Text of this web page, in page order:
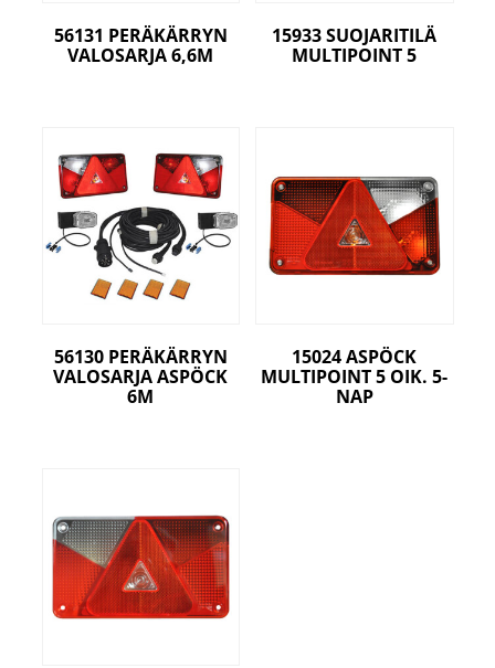
56131 PERÄKÄRRYN
VALOSARJA 6,6M
15933 SUOJARITILÄ
MULTIPOINT 5
56130 PERÄKÄRRYN
VALOSARJA ASPÖCK
6M
15024 ASPÖCK
MULTIPOINT 5 OIK. 5-
NAP